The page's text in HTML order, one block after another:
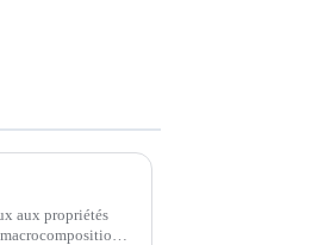
aux propriétés